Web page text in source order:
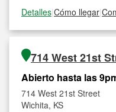
Detalles|Cómo llegar|
714 West 21st
Abierto hasta las
714 West 21st Street
Wichita, KS